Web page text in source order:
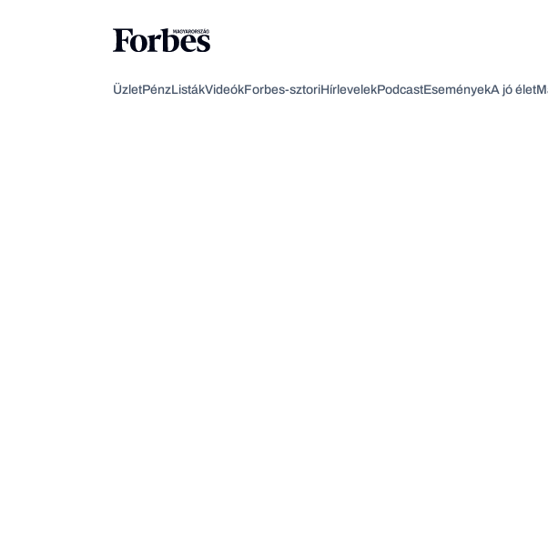
ÜzletPénzListákVideókForbes-sztoriHírlevelekPodcastEseményekA jó élet